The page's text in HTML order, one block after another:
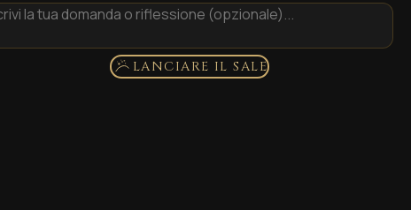
LANCIARE IL SALE